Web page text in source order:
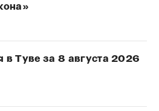
в Туве за 8 августа 2026